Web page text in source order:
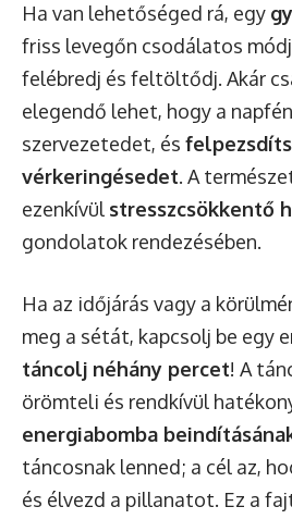
Ha van lehetőséged rá, egy
friss levegőn csodálatos
felébredj és feltöltődj. Akár
elegendő lehet, hogy a
szervezetedet, és
vérkeringésedet. A
ezenkívül stresszcsökkentő
gondolatok rendezésében.
Ha az időjárás vagy a
meg a sétát, kapcsolj be egy
táncolj néhány percet! A
örömteli és rendkívül
energiabomba
táncosnak lenned; a cél az,
és élvezd a pillanatot. Ez a